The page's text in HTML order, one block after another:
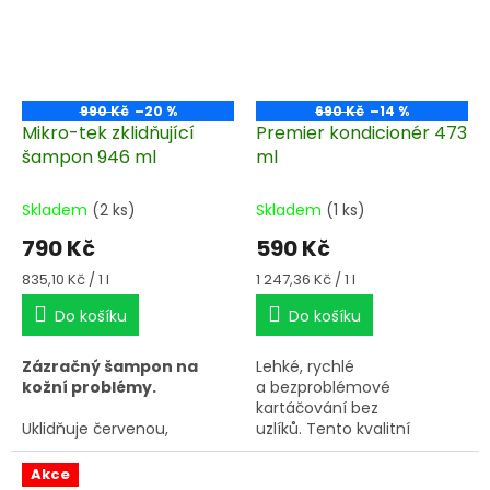
990 Kč –20 %
Mikro-tek zklidňující
šampon 946 ml
Skladem (2 ks)
790 Kč
Měrná
cena:
835,10 Kč / 1 l
Do košíku
Zázračný šampon na
kožní problémy.
Uklidňuje červenou,
podrážděnou pokožku již při
prvním kontaktu. Pomáhá
690 Kč –14 %
Premier kondicionér 473
ml
Skladem (1 ks)
590 Kč
Měrná
cena:
1 247,36 Kč / 1 l
Do košíku
Lehké, rychlé
a bezproblémové
kartáčování bez
uzlíků. Tento kvalitní
kondicionér byl speciálně
Akce